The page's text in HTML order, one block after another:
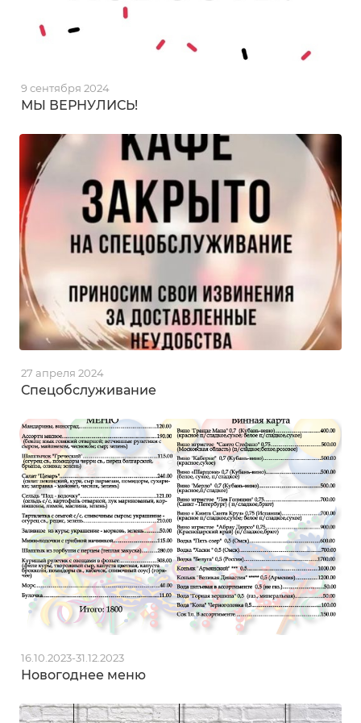
МЫ ВЕРНУЛИСЬ!
9 сентября 2024
Спецобслуживание
27 апреля 2024
Новогоднее меню
16.10.2023-31.12.2023